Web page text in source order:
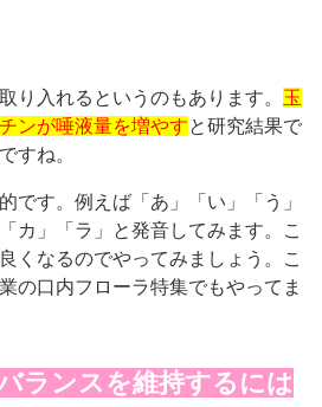
り入れるというのもあります。 玉
ンが唾液量を増やすと研究結果で
すね。
です。例えば「あ」「い」「う」
カ」「ラ」と発音してみます。こ
くなるのでやってみましょう。こ
の口内フローラ特集でもやってま
ランスを維持するには